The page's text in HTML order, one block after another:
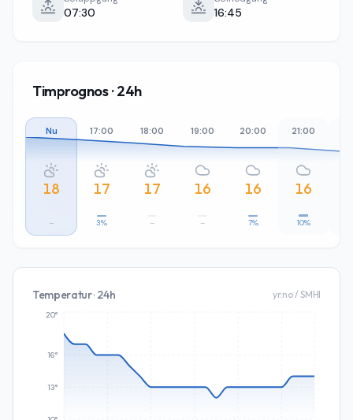
07:30 16:45
Timprognos · 24h
Nu
18
–
17:00
17
3%
18:00
17
–
19:00
16
–
20:00
16
7%
21:00
16
10%
Temperatur · 24h yr.no / SMHI
13°
16°
20°